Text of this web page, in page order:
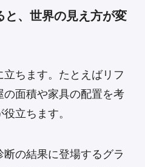
と、世界の見え方が変
ちます。たとえばリフ
の面積や家具の配置を考
立ちます。
の結果に登場するグラ